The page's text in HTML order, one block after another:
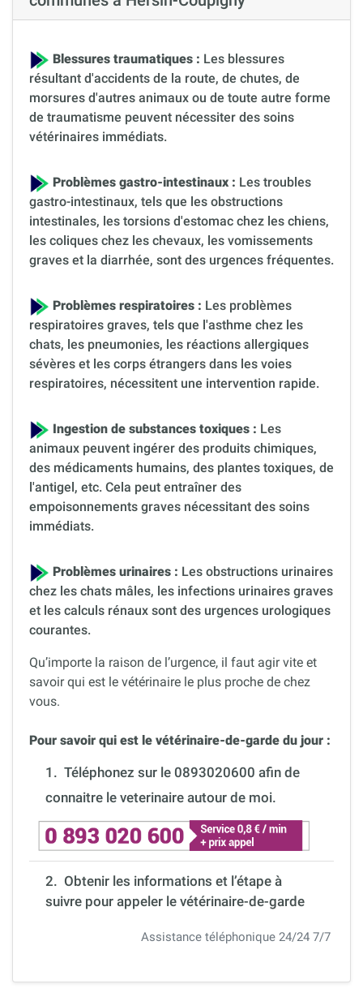
Blessures traumatiques : Les blessures
résultant d'accidents de la route, de chutes, de
morsures d'autres animaux ou de toute autre forme
de traumatisme peuvent nécessiter des soins
vétérinaires immédiats.
Problèmes gastro-intestinaux : Les troubles
gastro-intestinaux, tels que les obstructions
intestinales, les torsions d'estomac chez les chiens,
les coliques chez les chevaux, les vomissements
graves et la diarrhée, sont des urgences fréquentes.
Problèmes respiratoires : Les problèmes
respiratoires graves, tels que l'asthme chez les
chats, les pneumonies, les réactions allergiques
sévères et les corps étrangers dans les voies
respiratoires, nécessitent une intervention rapide.
Ingestion de substances toxiques : Les
animaux peuvent ingérer des produits chimiques,
des médicaments humains, des plantes toxiques, de
l'antigel, etc. Cela peut entraîner des
empoisonnements graves nécessitant des soins
immédiats.
Problèmes urinaires : Les obstructions urinaires
chez les chats mâles, les infections urinaires graves
et les calculs rénaux sont des urgences urologiques
courantes.
Qu’importe la raison de l’urgence, il faut agir vite et
savoir qui est le vétérinaire le plus proche de chez
vous.
Pour savoir qui est le vétérinaire-de-garde du jour :
1. Téléphonez sur le 0893020600 afin de
connaitre le veterinaire autour de moi.
2. Obtenir les informations et l’étape à
suivre pour appeler le vétérinaire-de-garde
Assistance téléphonique 24/24 7/7